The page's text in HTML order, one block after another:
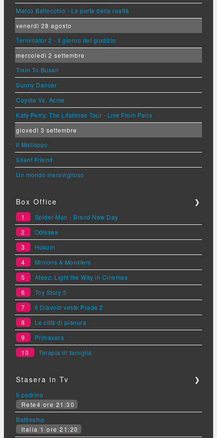
Marco Bellocchio - La porta della realtà
venerdì 28 agosto
Terminator 2 - Il giorno del giudizio
mercoledì 2 settembre
Train To Busan
Sunny Dancer
Coyote Vs. Acme
Katy Perry: The Lifetimes Tour - Live From Paris
giovedì 3 settembre
Il Malloppo
Silent Friend
Un mondo meraviglioso
Box Office ❯
1
Spider-Man - Brand New Day
2
Odissea
3
Hokum
4
Minions & Monsters
5
Ateez: Light the Way in Cinemas
6
Toy Story 5
7
Il Diavolo veste Prada 2
8
Le città di pianura
9
Primavera
10
Terapia di famiglia
Stasera in Tv ❯
Il padrino
Rete4 ore 21:30
Battleship
Italia 1 ore 21:20